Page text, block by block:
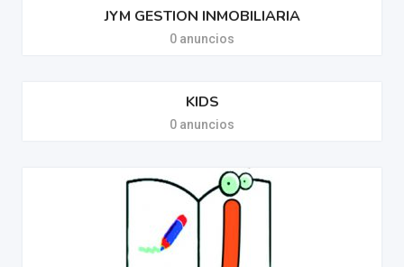
JYM GESTION INMOBILIARIA
0 anuncios
KIDS
0 anuncios